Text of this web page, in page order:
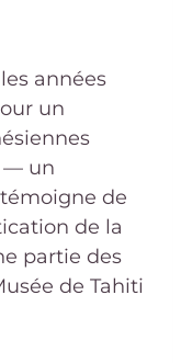
années
un
— un
de
de la
partie des
de Tahiti